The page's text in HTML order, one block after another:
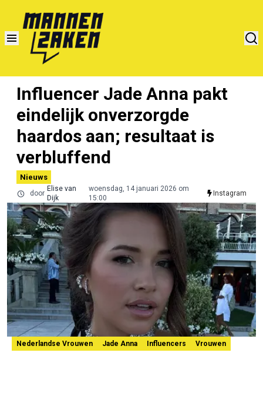
Influencer Jade Anna pakt
eindelijk onverzorgde
haardos aan; resultaat is
verbluffend
Nieuws
door
Elise van
Dijk
woensdag, 14 januari 2026 om
15:00
Instagram
Nederlandse Vrouwen Jade Anna Influencers Vrouwen